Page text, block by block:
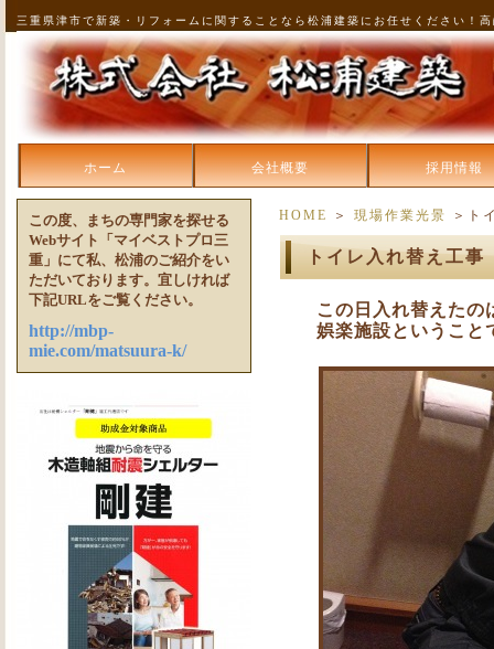
三重県津市で新築・リフォームに関することなら松浦建築にお任せください！
ホーム 会社概要 採用情報
HOME ＞ 現場作業光景 ＞ト
トイレ入れ替え工事
この日入れ替えたの
娯楽施設ということ
この度、まちの専門家を探せる
Webサイト「マイベストプロ三
重」にて私、松浦のご紹介をい
ただいております。宜しければ
下記URLをご覧ください。
http://mbp-
mie.com/matsuura-k/